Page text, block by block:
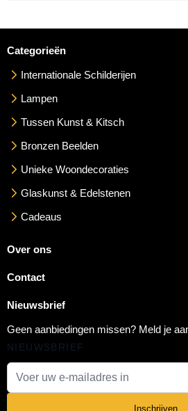
Categorieën
Internationale Schilderijen
Lampen
Tussen Kunst & Kitsch
Bronzen Beelden
Unieke Woondecoraties
Glaskunst & Edelstenen
Cadeaus
Over ons
Contact
Nieuwsbrief
Geen aanbiedingen missen? Meld je
NIEUWSBRIEF
Inschrijven